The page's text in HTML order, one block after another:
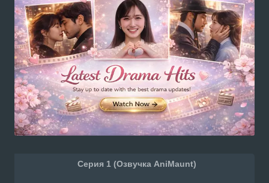
Серия 1 (Озвучка AniMaunt)